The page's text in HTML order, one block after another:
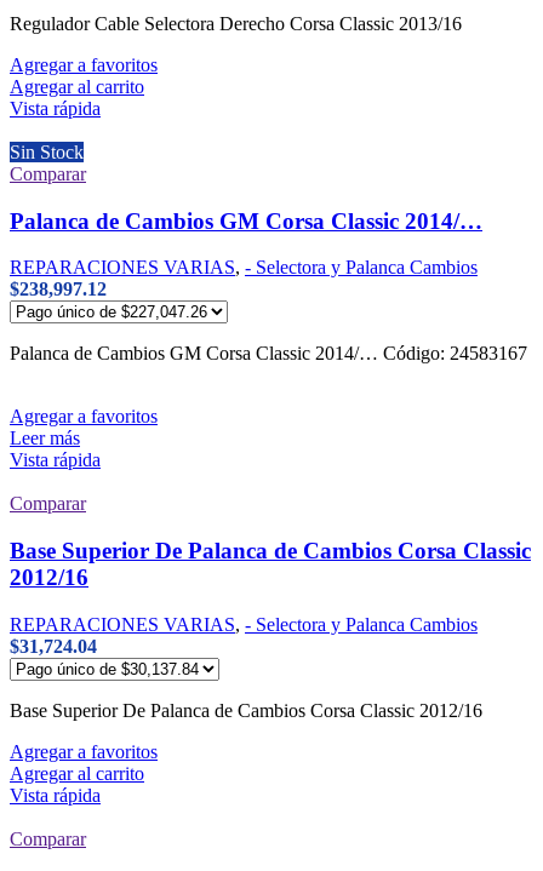
Regulador Cable Selectora Derecho Corsa Classic 2013/16
Agregar a favoritos
Agregar al carrito
Vista rápida
Sin Stock
Comparar
Palanca de Cambios GM Corsa Classic 2014/…
REPARACIONES VARIAS, - Selectora y Palanca Cambios
$238,997.12
Palanca de Cambios GM Corsa Classic 2014/… Código: 24583167
Agregar a favoritos
Leer más
Vista rápida
Comparar
Base Superior De Palanca de Cambios Corsa Classic
2012/16
REPARACIONES VARIAS, - Selectora y Palanca Cambios
$31,724.04
Base Superior De Palanca de Cambios Corsa Classic 2012/16
Agregar a favoritos
Agregar al carrito
Vista rápida
Comparar